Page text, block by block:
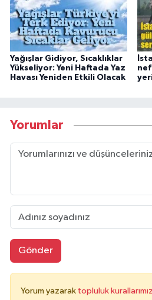
Yağışlar Gidiyor, Sıcaklıklar
Yükseliyor: Yeni Haftada Yaz
Havası Yeniden Etkili Olacak
Yorumlar
Gönder
Yorum yazarak topluluk